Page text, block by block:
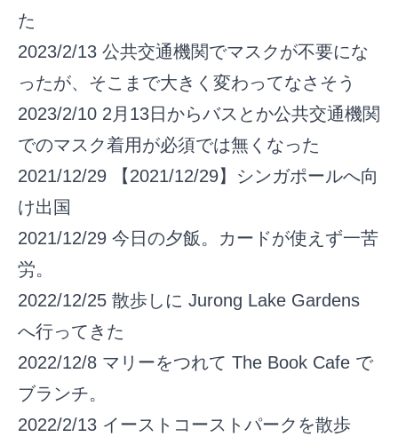
た
2023/2/13 公共交通機関でマスクが不要にな
ったが、そこまで大きく変わってなさそう
2023/2/10 2月13日からバスとか公共交通機関
でのマスク着用が必須では無くなった
2021/12/29
【2021/12/29】シンガポールへ向
け出国
2021/12/29 今日の夕飯。カードが使えず一苦
労。
2022/12/25 散歩しに Jurong Lake Gardens
へ行ってきた
2022/12/8 マリーをつれて The Book Cafe で
ブランチ。
2022/2/13 イーストコーストパークを散歩